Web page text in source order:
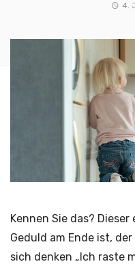
4.
Kennen Sie das?
Geduld am Ende ist,
sich denken „Ich raste